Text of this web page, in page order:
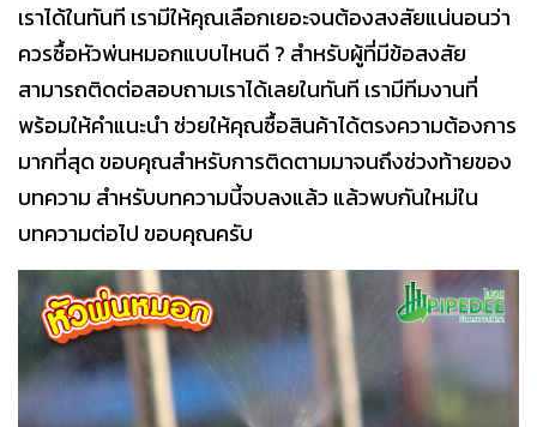
เราได้ในทันที เรามีให้คุณเลือกเยอะจนต้องสงสัยแน่นอนว่า
ควรซื้อหัวพ่นหมอกแบบไหนดี ? สำหรับผู้ที่มีข้อสงสัย
สามารถติดต่อสอบถามเราได้เลยในทันที เรามีทีมงานที่
พร้อมให้คำแนะนำ ช่วยให้คุณซื้อสินค้าได้ตรงความต้องการ
มากที่สุด ขอบคุณสำหรับการติดตามมาจนถึงช่วงท้ายของ
บทความ สำหรับบทความนี้จบลงแล้ว แล้วพบกันใหม่ใน
บทความต่อไป ขอบคุณครับ